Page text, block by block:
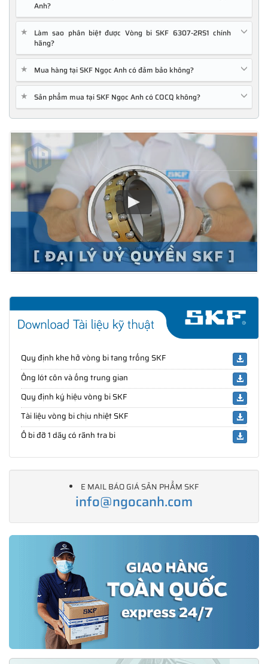
Anh?
★
Làm sao phân biệt được Vòng bi SKF 6307-2RS1 chính
hãng?
★ Mua hàng tại SKF Ngọc Anh có đảm bảo không?
★ Sản phẩm mua tại SKF Ngọc Anh có COCQ không?
Quy định khe hở vòng bi tang trống SKF
Ống lót côn và ống trung gian
Quy định ký hiệu vòng bi SKF
Tài liệu vòng bi chịu nhiệt SKF
Ổ bi đỡ 1 dãy có rãnh tra bi
E MAIL BÁO GIÁ SẢN PHẨM SKF
info@ngocanh.com